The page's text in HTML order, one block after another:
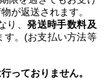
が返送されます。
り、発送時手数料及
す。(お支払い方法等
っておりません。